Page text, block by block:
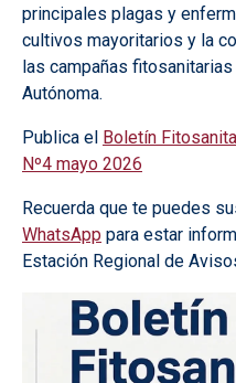
principales plagas y
cultivos mayoritarios y la
las campañas
Autónoma.
Publica el Boletín
Nº4 mayo 2026
Recuerda que te puedes
WhatsApp para estar
Estación Regional de